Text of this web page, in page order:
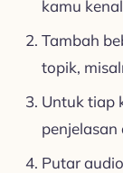
kamu kenal
Tambah
topik,
Untuk tiap
Putar